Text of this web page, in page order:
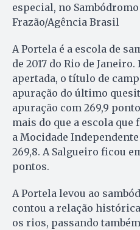
especial, no
Frazão/Agência Brasil
A Portela é a escola de
de 2017 do Rio de
apertada, o título de
apuração do último
apuração com 269,9
mais do que a escola que
a Mocidade
269,8. A Salgueiro ficou
pontos.
A Portela levou ao
contou a relação
os rios, passando